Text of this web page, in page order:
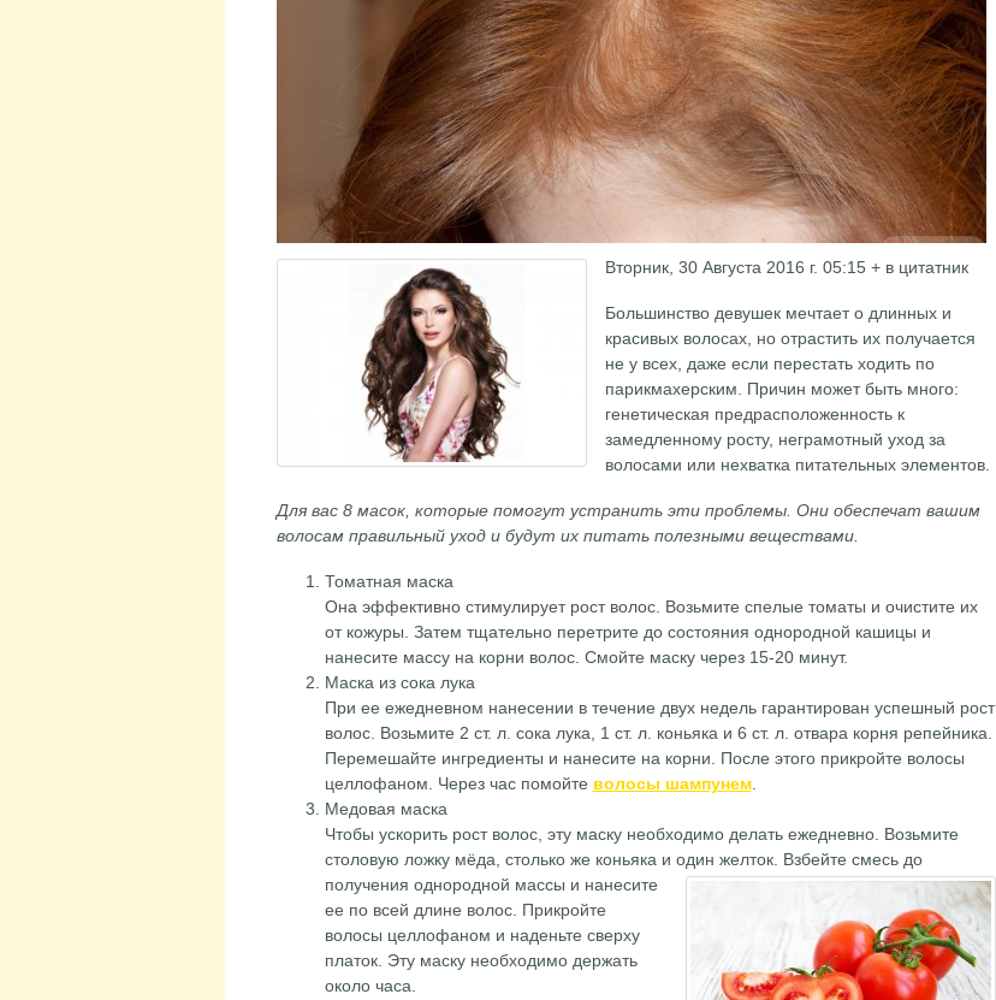
Вторник, 30 Августа 2016 г. 05:15 + в цитатник
Большинство девушек мечтает о длинных и
красивых волосах, но отрастить их получается
не у всех, даже если перестать ходить по
парикмахерским. Причин может быть много:
генетическая предрасположенность к
замедленному росту, неграмотный уход за
волосами или нехватка питательных элементов.
Для вас 8 масок, которые помогут устранить эти проблемы. Они обеспечат вашим
волосам правильный уход и будут их питать полезными веществами.
Томатная маска
Она эффективно стимулирует рост волос. Возьмите спелые томаты и очистите их
от кожуры. Затем тщательно перетрите до состояния однородной кашицы и
нанесите массу на корни волос. Смойте маску через 15-20 минут.
Маска из сока лука
При ее ежедневном нанесении в течение двух недель гарантирован успешный рост
волос. Возьмите 2 ст. л. сока лука, 1 ст. л. коньяка и 6 ст. л. отвара корня репейника.
Перемешайте ингредиенты и нанесите на корни. После этого прикройте волосы
целлофаном. Через час помойте волосы шампунем.
Медовая маска
Чтобы ускорить рост волос, эту маску необходимо делать ежедневно. Возьмите
столовую ложку мёда, столько же коньяка и один желток. Взбейте смесь до
получения однородной массы и нанесите
ее по всей длине волос. Прикройте
волосы целлофаном и наденьте сверху
платок. Эту маску необходимо держать
около часа.